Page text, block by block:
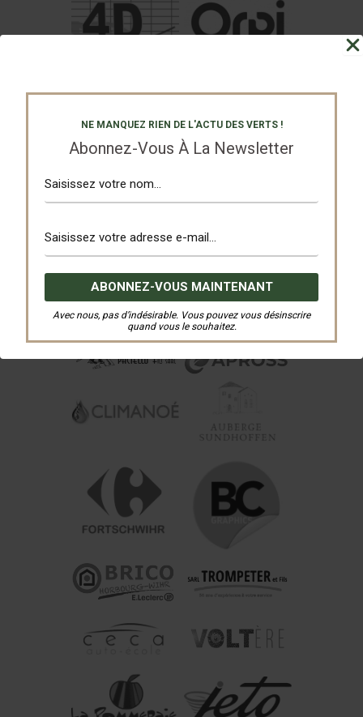
NE MANQUEZ RIEN DE L'ACTU DES VERTS !
Abonnez-Vous À La Newsletter
Avec nous, pas d’indésirable. Vous pouvez vous désinscrire
quand vous le souhaitez.